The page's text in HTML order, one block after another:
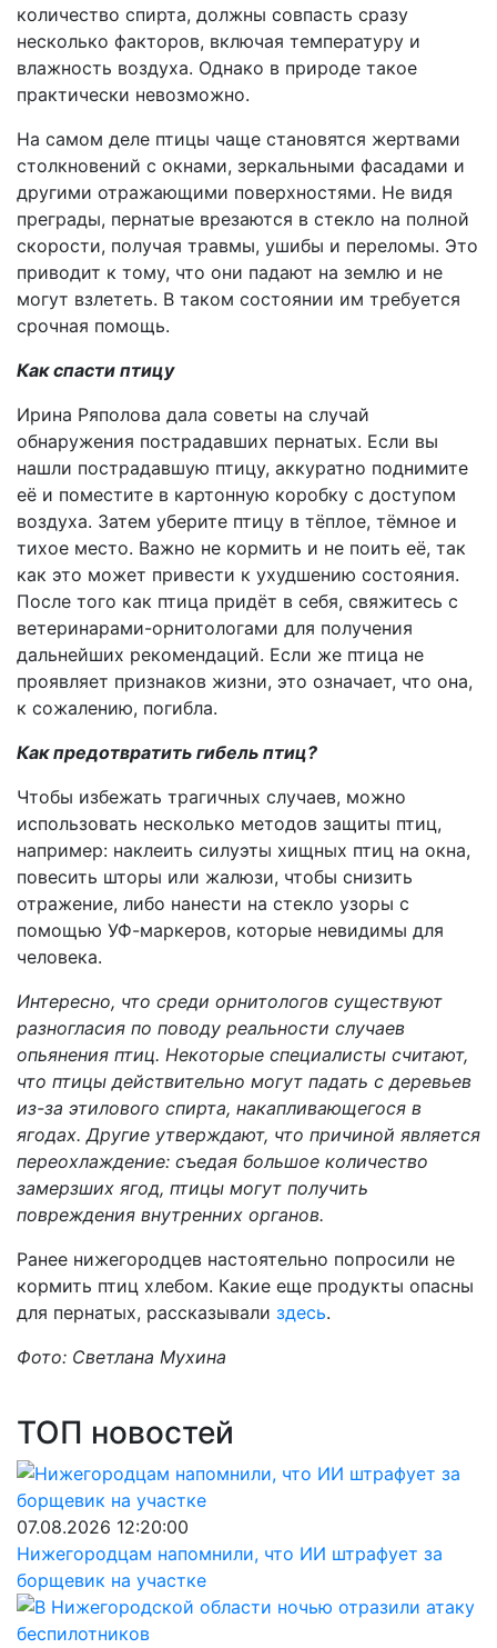
количество спирта, должны совпасть сразу
несколько факторов, включая температуру и
влажность воздуха. Однако в природе такое
практически невозможно.
На самом деле птицы чаще становятся жертвами
столкновений с окнами, зеркальными фасадами и
другими отражающими поверхностями. Не видя
преграды, пернатые врезаются в стекло на полной
скорости, получая травмы, ушибы и переломы. Это
приводит к тому, что они падают на землю и не
могут взлететь. В таком состоянии им требуется
срочная помощь.
Как спасти птицу
Ирина Ряполова дала советы на случай
обнаружения пострадавших пернатых. Если вы
нашли пострадавшую птицу, аккуратно поднимите
её и поместите в картонную коробку с доступом
воздуха. Затем уберите птицу в тёплое, тёмное и
тихое место. Важно не кормить и не поить её, так
как это может привести к ухудшению состояния.
После того как птица придёт в себя, свяжитесь с
ветеринарами-орнитологами для получения
дальнейших рекомендаций. Если же птица не
проявляет признаков жизни, это означает, что она,
к сожалению, погибла.
Как предотвратить гибель птиц?
Чтобы избежать трагичных случаев, можно
использовать несколько методов защиты птиц,
например: наклеить силуэты хищных птиц на окна,
повесить шторы или жалюзи, чтобы снизить
отражение, либо нанести на стекло узоры с
помощью УФ-маркеров, которые невидимы для
человека.
Интересно, что среди орнитологов существуют
разногласия по поводу реальности случаев
опьянения птиц. Некоторые специалисты считают,
что птицы действительно могут падать с деревьев
из-за этилового спирта, накапливающегося в
ягодах. Другие утверждают, что причиной является
переохлаждение: съедая большое количество
замерзших ягод, птицы могут получить
повреждения внутренних органов.
Ранее нижегородцев настоятельно попросили не
кормить птиц хлебом. Какие еще продукты опасны
для пернатых, рассказывали здесь.
Фото: Светлана Мухина
ТОП новостей
07.08.2026 12:20:00
Нижегородцам напомнили, что ИИ штрафует за
борщевик на участке